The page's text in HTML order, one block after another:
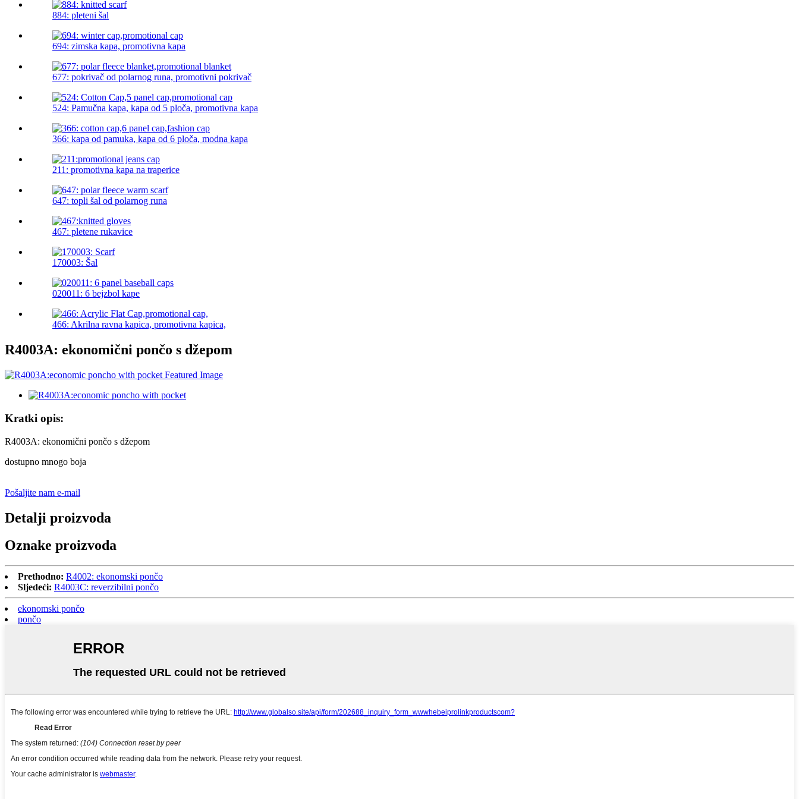
884: pleteni šal
694: zimska kapa, promotivna kapa
677: pokrivač od polarnog runa, promotivni pokrivač
524: Pamučna kapa, kapa od 5 ploča, promotivna kapa
366: kapa od pamuka, kapa od 6 ploča, modna kapa
211: promotivna kapa na traperice
647: topli šal od polarnog runa
467: pletene rukavice
170003: Šal
020011: 6 bejzbol kape
466: Akrilna ravna kapica, promotivna kapica,
R4003A: ekonomični pončo s džepom
Kratki opis:
R4003A: ekonomični pončo s džepom
dostupno mnogo boja
Pošaljite nam e-mail
Detalji proizvoda
Oznake proizvoda
Prethodno: R4002: ekonomski pončo
Sljedeći: R4003C: reverzibilni pončo
ekonomski pončo
pončo